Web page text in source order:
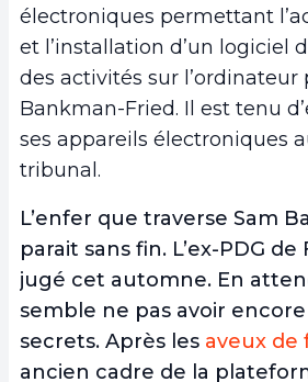
électroniques permettant
et l’installation d’un logiciel
des activités sur l’ordinateur
Bankman-Fried. Il est tenu
ses appareils électroniques
tribunal.
L’enfer que traverse Sam
parait sans fin. L’ex-PDG de
jugé cet automne. En
semble ne pas avoir
secrets. Après les aveux de
ancien cadre de la